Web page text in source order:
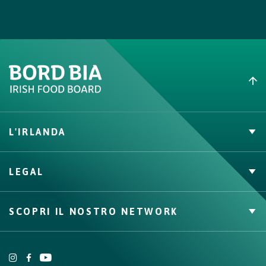
L'IRLANDA
Allevatori
Meat Academy
LEGAL
Politica dei cookie
SCOPRI IL NOSTRO NETWORK
Bord Bia Website